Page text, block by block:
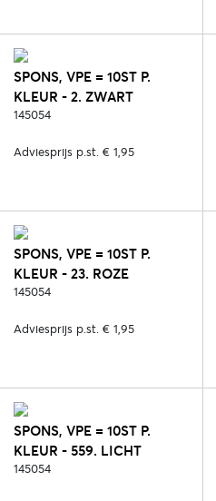
SPONS, VPE = 10ST P.
KLEUR - 2. ZWART
145054
Adviesprijs p.st. € 1,95
SPONS, VPE = 10ST P.
KLEUR - 23. ROZE
145054
Adviesprijs p.st. € 1,95
SPONS, VPE = 10ST P.
KLEUR - 559. LICHT
BLAUW
145054